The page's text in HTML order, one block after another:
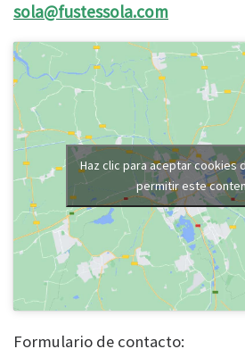
sola@fustessola.com
Haz clic para aceptar cookies
permitir este
Formulario de contacto: